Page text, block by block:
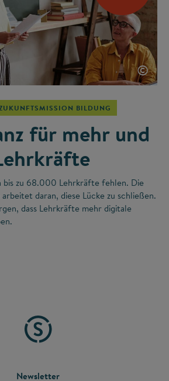
©
BILDUNG
für mehr und
bis zu 68.000 Lehrkräfte fehlen. Die
daran, diese Lücke zu schließen.
dass Lehrkräfte mehr digitale
Newsletter